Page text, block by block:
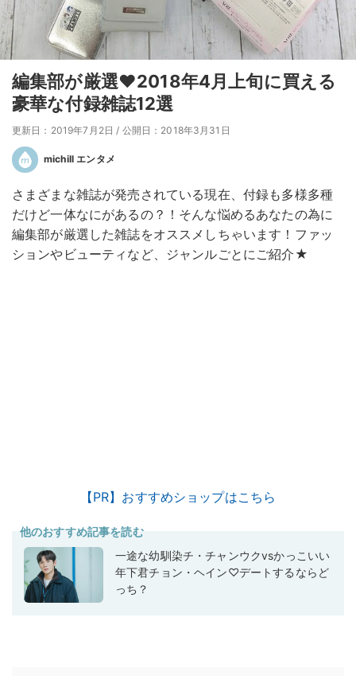
編集部が厳選♥2018年4月上旬に買える
豪華な付録雑誌12選
更新日：2019年7月2日 / 公開日：2018年3月31日
michill エンタメ
さまざまな雑誌が発売されている現在、付録も多様多種
だけど一体なにがあるの？！そんな悩めるあなたの為に
編集部が厳選した雑誌をオススメしちゃいます！ファッ
ションやビューティなど、ジャンルごとにご紹介★
【PR】おすすめショップはこちら
他のおすすめ記事を読む
一途な幼馴染チ・チャンウクvsかっこいい
年下君チョン・ヘイン♡デートするならど
っち？